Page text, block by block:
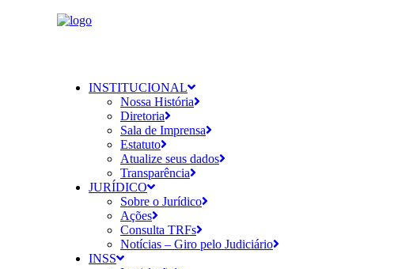
INSTITUCIONAL
Nossa História
Diretoria
Sala de Imprensa
Estatuto
Atualize seus dados
Transparência
JURÍDICO
Sobre o Jurídico
Ações
Consulta TRFs
Notícias – Giro pelo Judiciário
INSS